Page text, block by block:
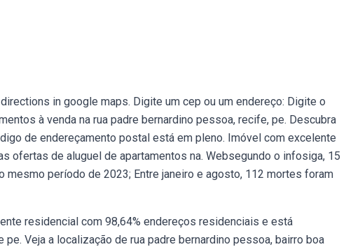
in google maps. Digite um cep ou um endereço: Digite o
à venda na rua padre bernardino pessoa, recife, pe. Descubra
de endereçamento postal está em pleno. Imóvel com excelente
ofertas de aluguel de apartamentos na. Websegundo o infosiga, 15
período de 2023; Entre janeiro e agosto, 112 mortes foram
residencial com 98,64% endereços residenciais e está
Veja a localização de rua padre bernardino pessoa, bairro boa